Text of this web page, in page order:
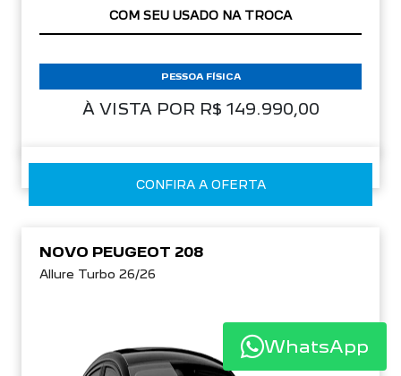
COM SEU USADO NA TROCA
À VISTA POR R$ 149.990,00
PESSOA FÍSICA
CONFIRA A OFERTA
NOVO PEUGEOT 208
Allure Turbo 26/26
WhatsApp